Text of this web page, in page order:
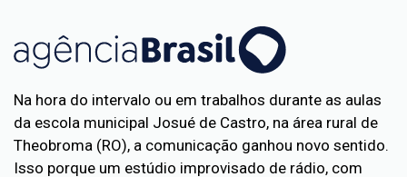
Na hora do intervalo ou em trabalhos durante as aulas
da escola municipal Josué de Castro, na área rural de
Theobroma (RO), a comunicação ganhou novo sentido.
Isso porque um estúdio improvisado de rádio, com